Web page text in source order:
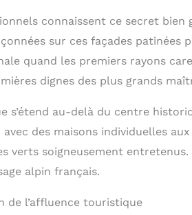
connaissent ce secret bien
sur ces façades patinées
quand les premiers rayons
dignes des plus grands
s’étend au-delà du centre
des maisons individuelles
verts soigneusement entretenus.
alpin français.
de l’affluence touristique